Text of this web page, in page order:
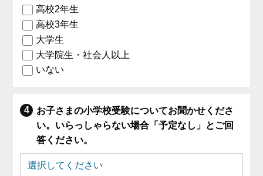
高校2年生
高校3年生
大学生
大学院生・社会人以上
いない
お子さまの小学校受験についてお聞かせくださ
い。いらっしゃらない場合「予定なし」とご回
答ください。